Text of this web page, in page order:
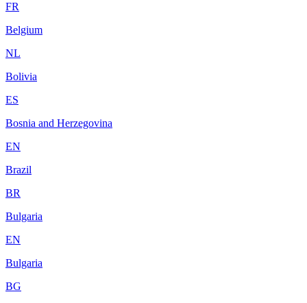
FR
Belgium
NL
Bolivia
ES
Bosnia and Herzegovina
EN
Brazil
BR
Bulgaria
EN
Bulgaria
BG